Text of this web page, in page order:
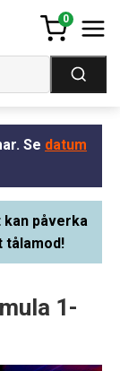
0
Se datum
påverka
tålamod!
1-